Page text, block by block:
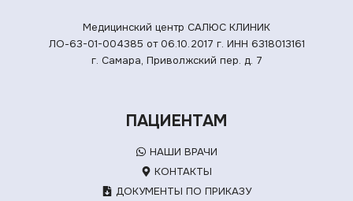
Медицинский центр САЛЮС КЛИНИК
ЛО-63-01-004385 от 06.10.2017 г. ИНН 6318013161
г. Самара, Приволжский пер. д. 7
ПАЦИЕНТАМ
НАШИ ВРАЧИ
КОНТАКТЫ
ДОКУМЕНТЫ ПО ПРИКАЗУ